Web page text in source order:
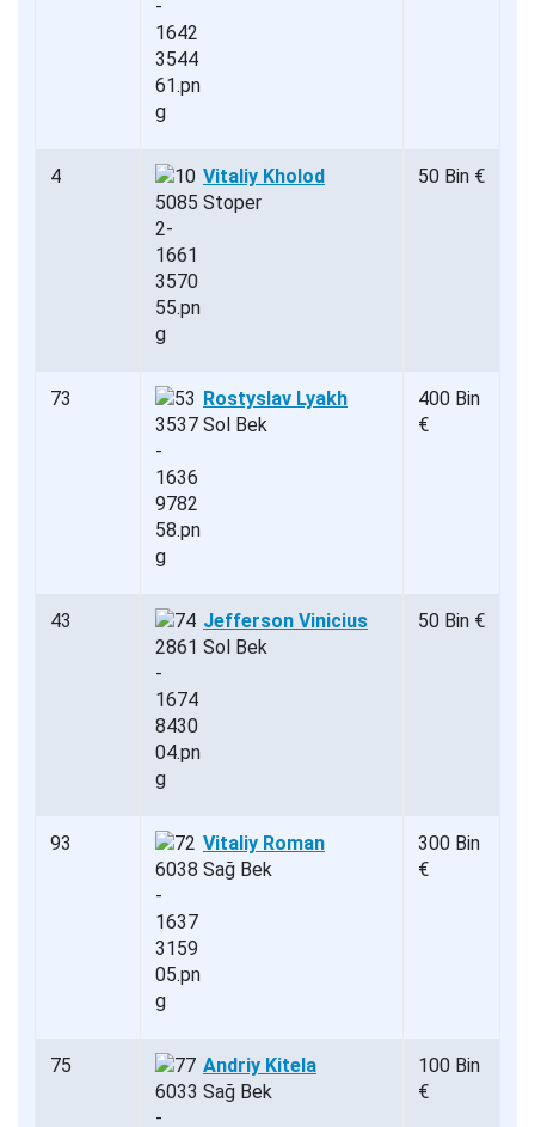
4
Vitaliy Kholod
Stoper
50 Bin €
73
Rostyslav Lyakh
Sol Bek
400 Bin
€
43
Jefferson Vinicius
Sol Bek
50 Bin €
93
Vitaliy Roman
Sağ Bek
300 Bin
€
75
Andriy Kitela
Sağ Bek
100 Bin
€